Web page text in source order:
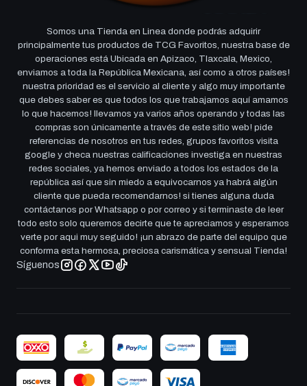
Somos una Tienda en Linea donde podrás adquirir
principalmente tus productos de TCG Favoritos, nuestra base de
operaciones está Ubicada en Apizaco, Tlaxcala, Mexico,
enviamos a toda la República Mexicana, así como a otros países!
nuestra prioridad es el servicio al cliente y algo muy importante
que debes saber es que todos los que trabajamos aquí amamos
lo que hacemos! llevamos ya varios años operando y todas las
compras son únicamente a través de este sitio web! pide
referencias de nosotros en tus redes, grupos favoritos visita
google y checa nuestras calificaciones investiga en nuestras
redes sociales, ya hemos enviado a todos los estados de la
república así que sin miedo a equivocarnos ya habrá algún
cliente que pueda recomendarnos! si tienes alguna duda
contáctanos por Whatsapp o por correo y si terminaste de leer
todo esto solo queremos decirte que te apreciamos y esperamos
verte por aqui muy seguido! ¡un abrazo de parte del equipo que
conforma esta hermosa, preciosa carismática y sensual Tienda!
Síguenos